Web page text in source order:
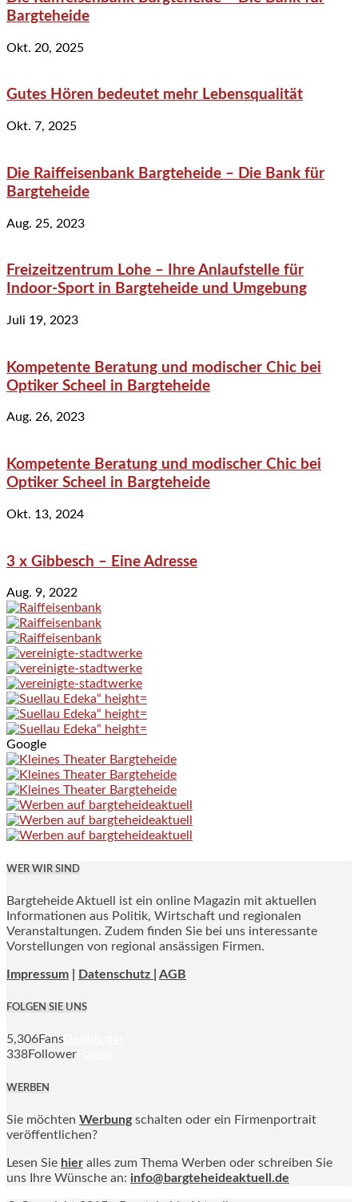
Bargteheide
Okt. 20, 2025
Gutes Hören bedeutet mehr Lebensqualität
Okt. 7, 2025
Die Raiffeisenbank Bargteheide – Die Bank für
Bargteheide
Aug. 25, 2023
Freizeitzentrum Lohe – Ihre Anlaufstelle für
Indoor-Sport in Bargteheide und Umgebung
Juli 19, 2023
Kompetente Beratung und modischer Chic bei
Optiker Scheel in Bargteheide
Aug. 26, 2023
Kompetente Beratung und modischer Chic bei
Optiker Scheel in Bargteheide
Okt. 13, 2024
3 x Gibbesch – Eine Adresse
Aug. 9, 2022
Google
WER WIR SIND
Bargteheide Aktuell ist ein online Magazin mit aktuellen
Informationen aus Politik, Wirtschaft und regionalen
Veranstaltungen. Zudem finden Sie bei uns interessante
Vorstellungen von regional ansässigen Firmen.
Impressum Datenschutz | AGB
FOLGEN SIE UNS
5,306Fans
338Follower
WERBEN
Sie möchten Werbung schalten oder ein Firmenportrait
veröffentlichen?
Lesen Sie hier alles zum Thema Werben oder schreiben Sie
uns Ihre Wünsche an: info@bargteheideaktuell.de